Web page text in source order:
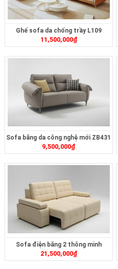
Ghế sofa da chống trầy L109
11,500,000₫
Sofa băng da công nghệ mới ZB431
9,500,000₫
Sofa điện băng 2 thông minh
ZT2626
21,500,000₫